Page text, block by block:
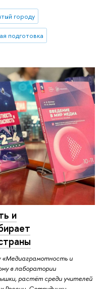
городу
подготовка
и
«Медиаграмотность и
в лаборатории
растёт среди учителей